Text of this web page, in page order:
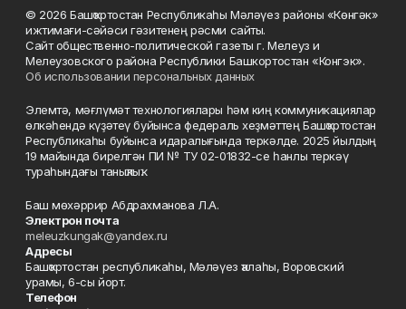
© 2026 Башҡортостан Республикаһы Мәләүез районы «Көнгәк»
ижтимағи-сәйәси гәзитенең рәсми сайты.
Сайт общественно-политической газеты г. Мелеуз и
Мелеузовского района Республики Башкортостан «Конгэк».
Об использовании персональных данных
Элемтә, мәғлүмәт технологиялары һәм киң коммуникациялар
өлкәһендә күҙәтеү буйынса федераль хеҙмәттең Башҡортостан
Республикаһы буйынса идаралығында теркәлде. 2025 йылдың
19 майында бирелгән ПИ № ТУ 02-01832-се һанлы теркәү
тураһындағы таныҡлыҡ.
Баш мөхәррир Абдрахманова Л.А.
Электрон почта
meleuzkungak@yandex.ru
Адресы
Башҡортостан республикаһы, Мәләүез ҡалаһы, Воровский
урамы, 6-сы йорт.
Телефон